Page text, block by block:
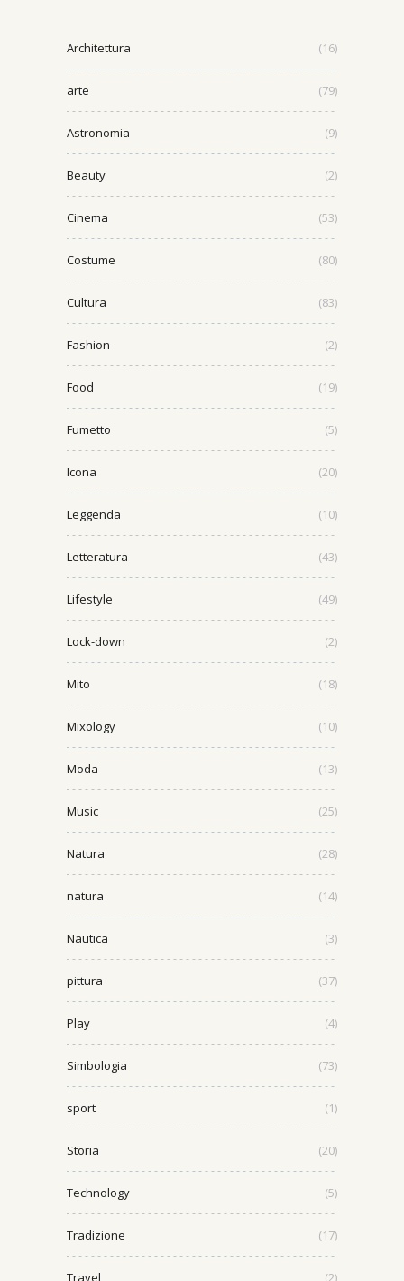
Architettura (16)
arte (79)
Astronomia (9)
Beauty (2)
Cinema (53)
Costume (80)
Cultura (83)
Fashion (2)
Food (19)
Fumetto (5)
Icona (20)
Leggenda (10)
Letteratura (43)
Lifestyle (49)
Lock-down (2)
Mito (18)
Mixology (10)
Moda (13)
Music (25)
Natura (28)
natura (14)
Nautica (3)
pittura (37)
Play (4)
Simbologia (73)
sport (1)
Storia (20)
Technology (5)
Tradizione (17)
Travel (2)